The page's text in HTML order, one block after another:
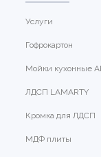
Услуги
Гофрокартон
Мойки кухонные
ЛДСП LAMARTY
Кромка для ЛДСП
МДФ плиты